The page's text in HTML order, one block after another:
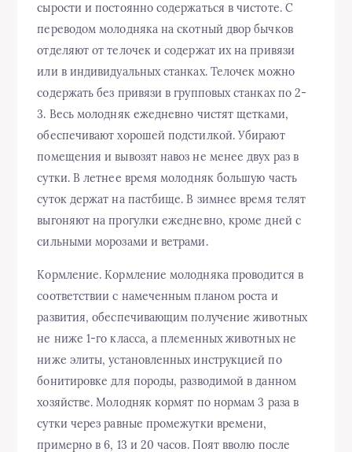
сырости и постоянно содержаться в чистоте. С
переводом молодняка на скотный двор бычков
отделяют от телочек и содержат их на привязи
или в индивидуальных станках. Телочек можно
содержать без привязи в групповых станках по 2-
3. Весь молодняк ежедневно чистят щетками,
обеспечивают хорошей подстилкой. Убирают
помещения и вывозят навоз не менее двух раз в
сутки. В летнее время молодняк большую часть
суток держат на пастбище. В зимнее время телят
выгоняют на прогулки ежедневно, кроме дней с
сильными морозами и ветрами.
Кормление. Кормление молодняка проводится в
соответствии с намеченным планом роста и
развития, обеспечивающим получение животных
не ниже 1-го класса, а племенных животных не
ниже элиты, установленных инструкцией по
бонитировке для породы, разводимой в данном
хозяйстве. Молодняк кормят по нормам 3 раза в
сутки через равные промежутки времени,
примерно в 6, 13 и 20 часов. Поят вволю после